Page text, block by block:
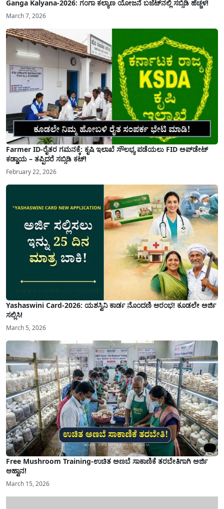
Ganga Kalyana-2026: ಗಂಗಾ ಕಲ್ಯಾಣ ಯೋಜನೆ ಬಜೆಟ್‌ನಲ್ಲಿ ಸಬ್ಸಿಡಿ ಹೆಚ್ಚಳ!
March 7, 2026
Farmer ID-ರೈತರ ಗಮನಕ್ಕೆ: ಕೃಷಿ ಇಲಾಖೆ ಸೌಲಭ್ಯ ಪಡೆಯಲು FID ಅಪ್‌ಡೇಟ್
ಕಡ್ಡಾಯ – ತಪ್ಪಿದರೆ ಸಬ್ಸಿಡಿ ಕಟ್!
February 22, 2026
Yashaswini Card-2026: ಯಶಸ್ವಿನಿ ಕಾರ್ಡ ನೊಂದಣಿ ಆರಂಭ! ಕೂಡಲೇ ಅರ್ಜಿ
ಸಲ್ಲಿಸಿ!
March 5, 2026
Free Mushroom Training-ಉಚಿತ ಅಣಬೆ ಸಾಕಾಣಿಕೆ ತರಬೇತಿಗಾಗಿ ಅರ್ಜಿ
ಆಹ್ವಾನ!
March 15, 2026